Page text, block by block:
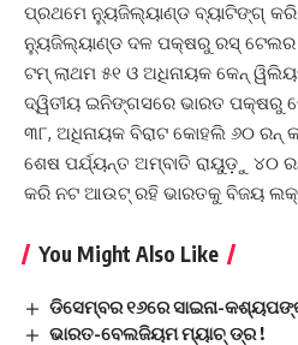
ପ୍ରଥମେ ନ୍ୟୁଜିଲ୍ୟାଣ୍ଡ ବ୍ୟାଟିଙ୍ଗ୍ କରି
ନ୍ୟୁଜିଲ୍ୟାଣ୍ଡ ଦଳ ପକ୍ଷରୁ ରସ୍ ଟେଲର
ଟମ୍ ଲାଥମ ୫୧ ଓ ଅଧିନାୟକ କେନ୍
ଦ୍ୱିତୀୟ ଇନିଙ୍ଗସରେ ଭାରତ ପକ୍ଷରୁ
୩୮, ଅଧିନାୟକ ବିରାଟ କୋହଲି ୬୦
ଶେଷ ପର୍ଯ୍ୟନ୍ତ ଅମ୍ବାତି ରାୟୁଡ଼ୁ ୪୦
କରି ନଟ ଆଉଟ୍ ରହି ଭାରତକୁ ବିଜୟ
You Might Also Like
ଡିସେମ୍ବର ୧୬ରେ ସାଇନା-
ଭାରତ-ବେଲଜିୟମ ମ୍ୟାଚ୍ ଡ୍ର !